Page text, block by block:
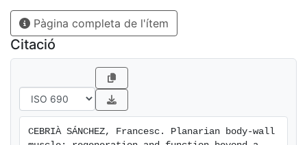
myogenic lineage during regeneration, how the new
muscle cells are integrated into the pre-existing
muscle net, and the identity of the molecular pathway
controlling the myogenic gene program are key
aspects of planarian muscle regeneration that need to
be addressed. Expression of the conserved
transcription factor myoD has been recently
demonstrated in putative myogenic progenitors.
Moreover, recent studies suggest that differentiated
Pàgina completa de l'ítem
Citació
CEBRIÀ SÁNCHEZ, Francesc. Planarian body-wall